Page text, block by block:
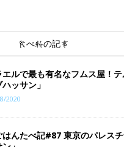
食べ物の記事
エルで最も有名なフムス屋！
ハッサン」
2020
はんたべ記#87 東京のパレス